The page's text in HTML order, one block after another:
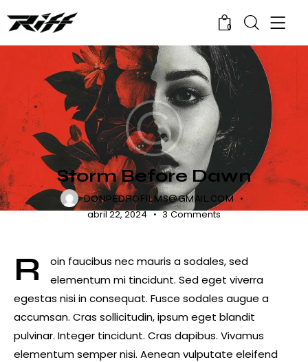
0
RELEASES
Storm Before Dawn
DONPEDROFILMS@GMAIL.COM
abril 22, 2024 3 Comments
R
oin faucibus nec mauris a sodales, sed
elementum mi tincidunt. Sed eget viverra
egestas nisi in consequat. Fusce sodales augue a
accumsan. Cras sollicitudin, ipsum eget blandit
pulvinar. Integer tincidunt. Cras dapibus. Vivamus
elementum semper nisi. Aenean vulputate eleifend